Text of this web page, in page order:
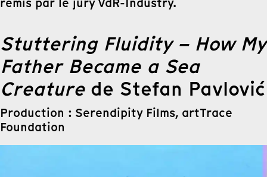
Stuttering Fluidity – How My
Father Became a Sea
Creature de Stefan Pavlović
Production : Serendipity Films, artTrace
Foundation